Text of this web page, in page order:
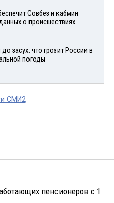
Совбез и кабмин
о происшествиях
засух: что грозит России в
погоды
СМИ2
пенсионеров с 1